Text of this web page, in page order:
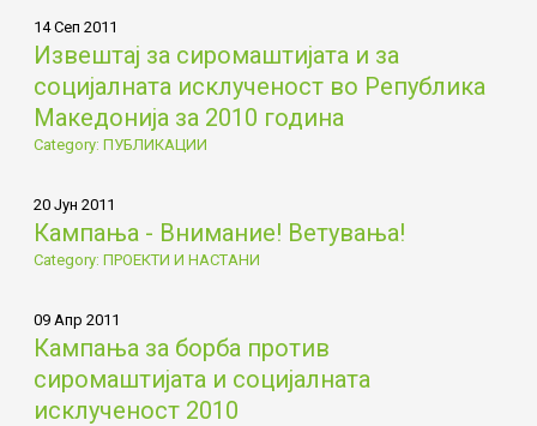
14 Сеп 2011
Извештај за сиромаштијата и за
социјалната исклученост во Република
Македонија за 2010 година
Category: ПУБЛИКАЦИИ
20 Јун 2011
Кампања - Внимание! Ветувања!
Category: ПРОЕКТИ И НАСТАНИ
09 Апр 2011
Кампања за борба против
сиромаштијата и социјалната
исклученост 2010